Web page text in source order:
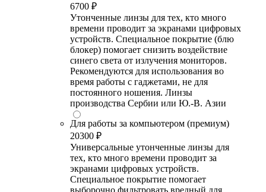
6700 ₽
Утонченные линзы для тех, кто много
времени проводит за экранами цифровых
устройств. Специальное покрытие (блю
блокер) помогает снизить воздействие
синего света от излучения мониторов.
Рекомендуются для использования во
время работы с гаджетами, не для
постоянного ношения. Линзы
производства Сербии или Ю.-В. Азии
Для работы за компьютером (премиум)
20300 ₽
Универсальные утонченные линзы для
тех, кто много времени проводит за
экранами цифровых устройств.
Специальное покрытие помогает
выборочно фильтровать вредный для